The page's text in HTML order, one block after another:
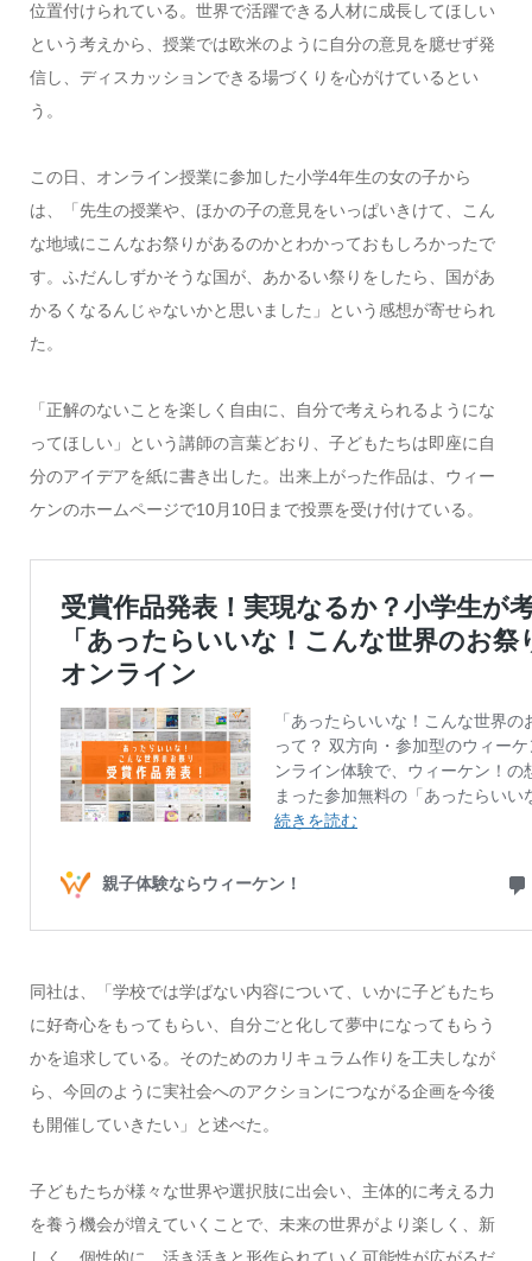
位置付けられている。世界で活躍できる人材に成長してほしい
という考えから、授業では欧米のように自分の意見を臆せず発
信し、ディスカッションできる場づくりを心がけているとい
う。
この日、オンライン授業に参加した小学4年生の女の子から
は、「先生の授業や、ほかの子の意見をいっぱいきけて、こん
な地域にこんなお祭りがあるのかとわかっておもしろかったで
す。ふだんしずかそうな国が、あかるい祭りをしたら、国があ
かるくなるんじゃないかと思いました」という感想が寄せられ
た。
「正解のないことを楽しく自由に、自分で考えられるようにな
ってほしい」という講師の言葉どおり、子どもたちは即座に自
分のアイデアを紙に書き出した。出来上がった作品は、ウィー
ケンのホームページで10月10日まで投票を受け付けている。
同社は、「学校では学ばない内容について、いかに子どもたち
に好奇心をもってもらい、自分ごと化して夢中になってもらう
かを追求している。そのためのカリキュラム作りを工夫しなが
ら、今回のように実社会へのアクションにつながる企画を今後
も開催していきたい」と述べた。
子どもたちが様々な世界や選択肢に出会い、主体的に考える力
を養う機会が増えていくことで、未来の世界がより楽しく、新